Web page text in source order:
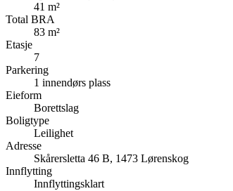
41 m²
Total BRA
83 m²
Etasje
7
Parkering
1 innendørs plass
Eieform
Borettslag
Boligtype
Leilighet
Adresse
Skårersletta 46 B, 1473 Lørenskog
Innflytting
Innflyttingsklart